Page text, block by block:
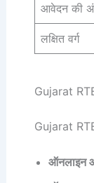
आवेदन की
लक्षित वर्ग
Gujarat
Gujarat
ऑनलाइन